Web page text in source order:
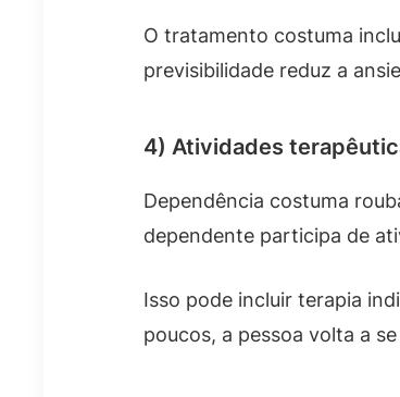
O tratamento costuma
previsibilidade reduz a
4) Atividades
Dependência costuma
dependente participa de
Isso pode incluir terapia
poucos, a pessoa volta a